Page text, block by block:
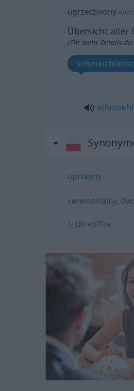
ugrzeczniony <
Übersicht aller
(Für mehr Details
uprzejmy
ceremonialny,
© LibreOffice